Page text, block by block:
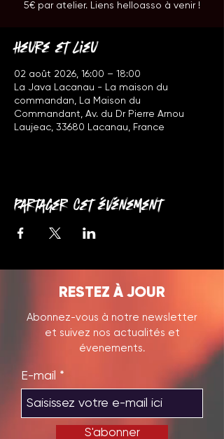
5€ par atelier. Liens helloasso à venir !
Heure et lieu
02 août 2026, 16:00 – 18:00
La Java Lacanau - La maison du
commandan, La Maison du
Commandant, Av. du Dr Pierre Arnou
Laujeac, 33680 Lacanau, France
Partager cet événement
RESTEZ À JOUR
Abonnez-vous à notre newsletter
et suivez nos actualités et
évenements.
E-mail
S'abonner